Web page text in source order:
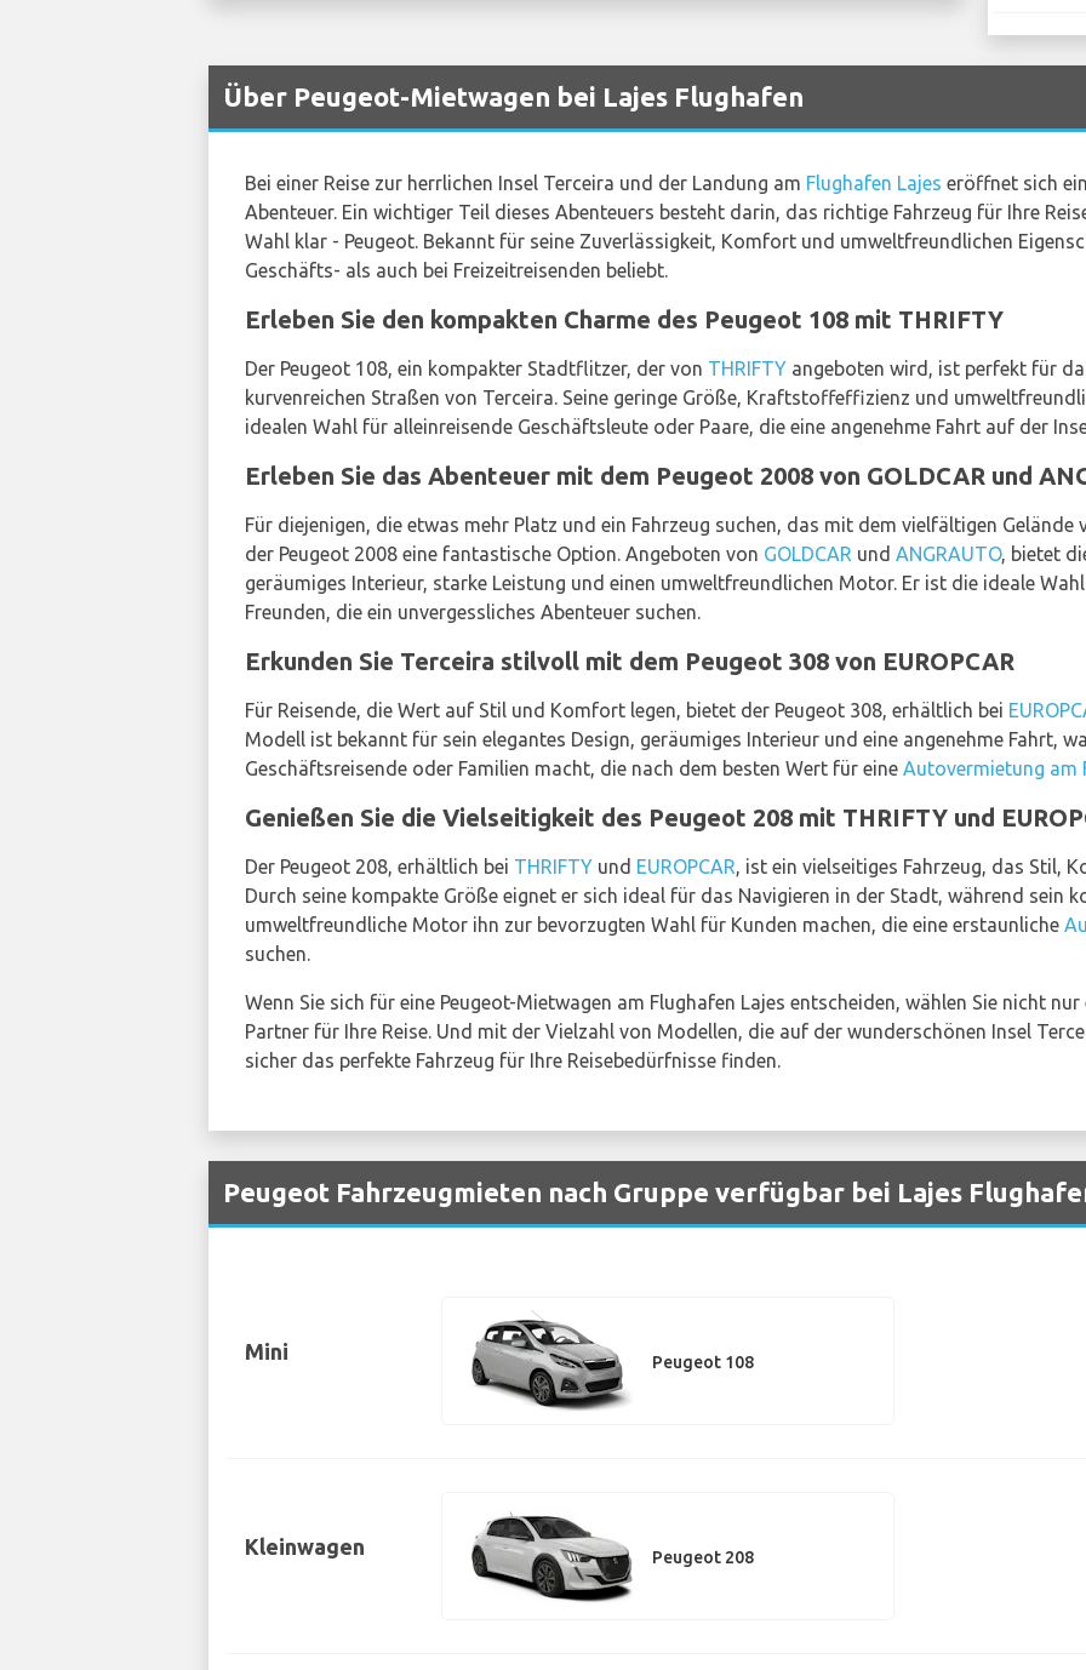
Über Peugeot-Mietwagen bei Lajes Flughafen
Bei einer Reise zur herrlichen Insel Terceira und der Landung am Flughafen Lajes eröffnet sich
Abenteuer. Ein wichtiger Teil dieses Abenteuers besteht darin, das richtige Fahrzeug für Ihre
Wahl klar - Peugeot. Bekannt für seine Zuverlässigkeit, Komfort und umweltfreundlichen
Geschäfts- als auch bei Freizeitreisenden beliebt.
Erleben Sie den kompakten Charme des Peugeot 108 mit THRIFTY
Der Peugeot 108, ein kompakter Stadtflitzer, der von THRIFTY angeboten wird, ist perfekt für
kurvenreichen Straßen von Terceira. Seine geringe Größe, Kraftstoffeffizienz und
idealen Wahl für alleinreisende Geschäftsleute oder Paare, die eine angenehme Fahrt auf der
Erleben Sie das Abenteuer mit dem Peugeot 2008 von GOLDCAR und
Für diejenigen, die etwas mehr Platz und ein Fahrzeug suchen, das mit dem vielfältigen Gelände
der Peugeot 2008 eine fantastische Option. Angeboten von GOLDCAR und ANGRAUTO, bietet
geräumiges Interieur, starke Leistung und einen umweltfreundlichen Motor. Er ist die ideale
Freunden, die ein unvergessliches Abenteuer suchen.
Erkunden Sie Terceira stilvoll mit dem Peugeot 308 von EUROPCAR
Für Reisende, die Wert auf Stil und Komfort legen, bietet der Peugeot 308, erhältlich bei
Modell ist bekannt für sein elegantes Design, geräumiges Interieur und eine angenehme Fahrt,
Geschäftsreisende oder Familien macht, die nach dem besten Wert für eine Autovermietung am
Genießen Sie die Vielseitigkeit des Peugeot 208 mit THRIFTY und
Der Peugeot 208, erhältlich bei THRIFTY und EUROPCAR, ist ein vielseitiges Fahrzeug, das Stil,
Durch seine kompakte Größe eignet er sich ideal für das Navigieren in der Stadt, während sein
umweltfreundliche Motor ihn zur bevorzugten Wahl für Kunden machen, die eine erstaunliche
suchen.
Wenn Sie sich für eine Peugeot-Mietwagen am Flughafen Lajes entscheiden, wählen Sie nicht
Partner für Ihre Reise. Und mit der Vielzahl von Modellen, die auf der wunderschönen Insel
sicher das perfekte Fahrzeug für Ihre Reisebedürfnisse finden.
Peugeot Fahrzeugmieten nach Gruppe verfügbar bei Lajes
Mini Peugeot 108
Kleinwagen Peugeot 208